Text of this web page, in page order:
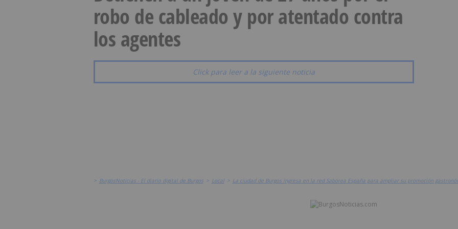
robo de cableado y por atentado contra
los agentes
Click para leer a la siguiente noticia
> BurgosNoticias - El diario digital de Burgos > Local > La ciudad de Burgos ingresa en la red Saborea España para ampliar su promoción